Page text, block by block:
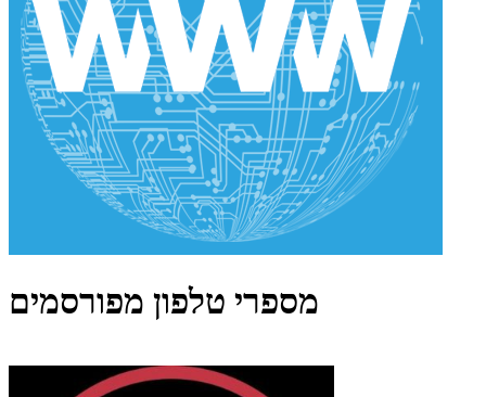
מספרי טלפון מפורסמים